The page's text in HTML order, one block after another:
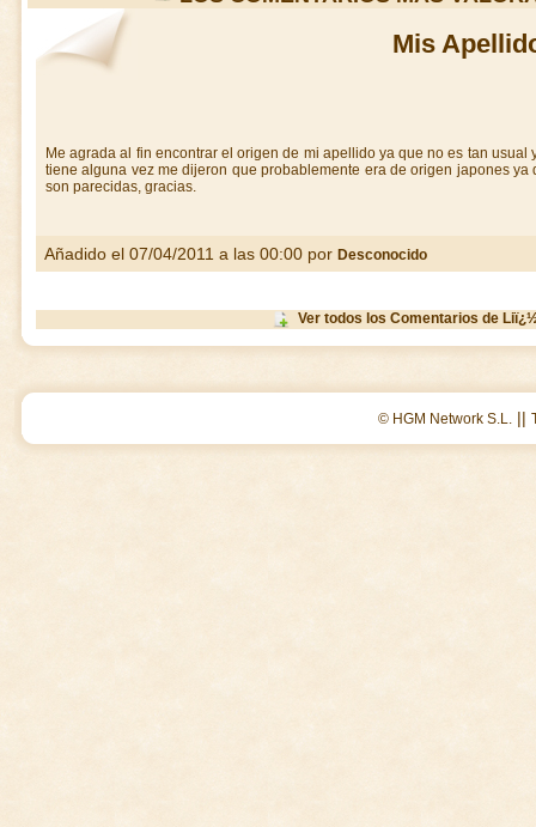
Mis
Me agrada al fin encontrar el origen de mi apellido ya que no es tan
tiene alguna vez me dijeron que probablemente era de origen japones
son parecidas, gracias.
Añadido el 07/04/2011 a las 00:00 por Desconocido
Ver todos los Comentarios de
© HGM Network S.L. ||